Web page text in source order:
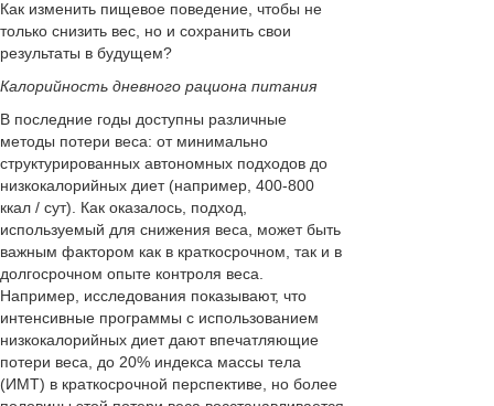
Как изменить пищевое поведение, чтобы не
только снизить вес, но и сохранить свои
результаты в будущем?
Калорийность дневного рациона питания
В последние годы доступны различные
методы потери веса: от минимально
структурированных автономных подходов до
низкокалорийных диет (например, 400-800
ккал / сут). Как оказалось, подход,
используемый для снижения веса, может быть
важным фактором как в краткосрочном, так и в
долгосрочном опыте контроля веса.
Например, исследования показывают, что
интенсивные программы с использованием
низкокалорийных диет дают впечатляющие
потери веса, до 20% индекса массы тела
(ИМТ) в краткосрочной перспективе, но более